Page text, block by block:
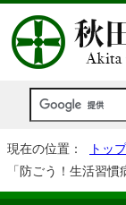
現在の位置： トッ
「防ごう！生活習